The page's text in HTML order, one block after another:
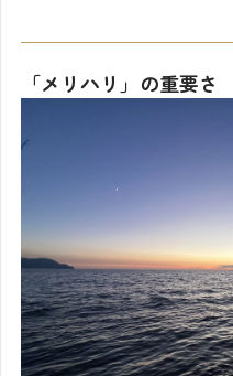
「メリハリ」の重要さ